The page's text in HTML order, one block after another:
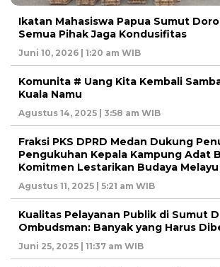
Ikatan Mahasiswa Papua Sumut
Semua Pihak Jaga Kondusifitas
Juni 10, 2026 | 1:20 am WIB
Komunita # Uang Kita Kembali
Kuala Namu
Agustus 14, 2025 | 3:58 am WIB
Fraksi PKS DPRD Medan Dukung
Pengukuhan Kepala Kampung Adat
Komitmen Lestarikan Budaya
Agustus 11, 2025 | 5:21 am WIB
Kualitas Pelayanan Publik di Sumut
Ombudsman: Banyak yang Harus
Juni 25, 2025 | 11:37 am WIB